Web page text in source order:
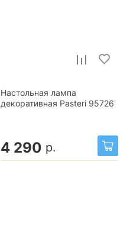
Настольная лампа
декоративная Pasteri 95726
4 290 р.